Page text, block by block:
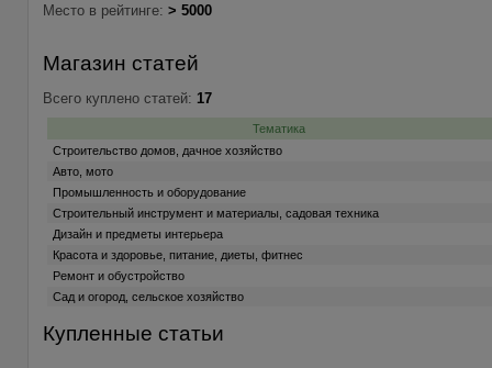
Место в рейтинге: > 5000
Магазин статей
Всего куплено статей: 17
Тематика
Строительство домов, дачное хозяйство
Авто, мото
Промышленность и оборудование
Строительный инструмент и материалы, садовая техника
Дизайн и предметы интерьера
Красота и здоровье, питание, диеты, фитнес
Ремонт и обустройство
Сад и огород, сельское хозяйство
Купленные статьи